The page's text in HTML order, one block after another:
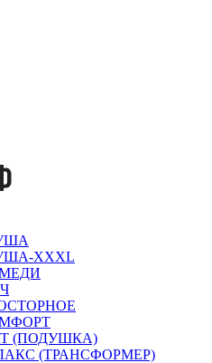
XXXL
(ПОДУШКА)
(ТРАНСФОРМЕР)